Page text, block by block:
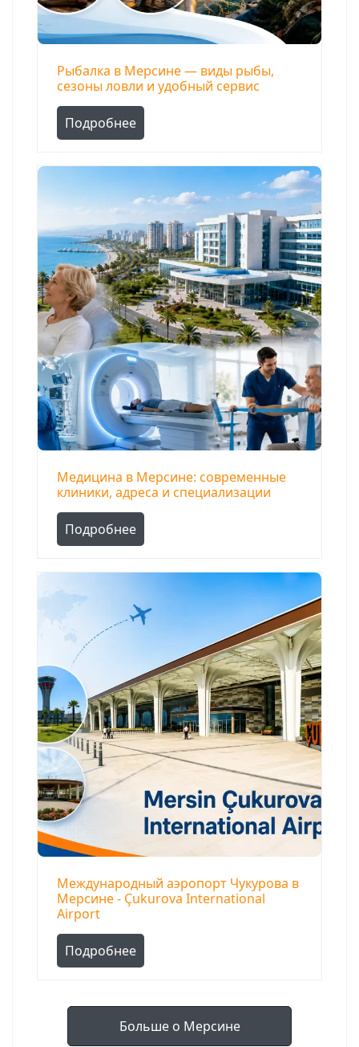
Рыбалка в Мерсине — виды рыбы,
сезоны ловли и удобный сервис
Подробнее
Медицина в Мерсине: современные
клиники, адреса и специализации
Подробнее
Международный аэропорт Чукурова в
Мерсине - Çukurova International
Airport
Подробнее
Больше о Мерсине